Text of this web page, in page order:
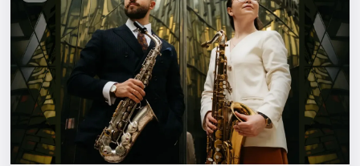
Выставки
Квесты
Экскурсии
Спорт
События